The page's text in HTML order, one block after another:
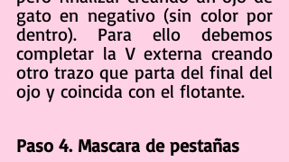
gato en negativo (sin color por
dentro). Para ello debemos
completar la V externa creando
otro trazo que parta del final del
ojo y coincida con el flotante.
Paso 4. Mascara de pestañas